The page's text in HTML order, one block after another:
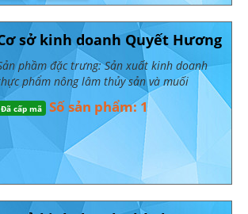
sở kinh doanh Quyết Hương
phầm đặc trưng: Sản xuất kinh doanh
phẩm nông lâm thủy sản và muối
Đã cấp mã Số sản phẩm: 1